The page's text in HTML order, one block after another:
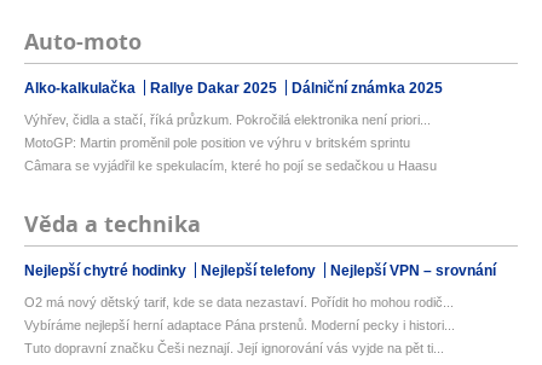
Auto-moto
Alko-kalkulačka Rallye Dakar 2025 Dálniční známka 2025
Výhřev, čidla a stačí, říká průzkum. Pokročilá elektronika není priori...
MotoGP: Martin proměnil pole position ve výhru v britském sprintu
Câmara se vyjádřil ke spekulacím, které ho pojí se sedačkou u Haasu
Věda a technika
Nejlepší chytré hodinky Nejlepší telefony Nejlepší VPN – srovnání
O2 má nový dětský tarif, kde se data nezastaví. Pořídit ho mohou rodič...
Vybíráme nejlepší herní adaptace Pána prstenů. Moderní pecky i histori...
Tuto dopravní značku Češi neznají. Její ignorování vás vyjde na pět ti...